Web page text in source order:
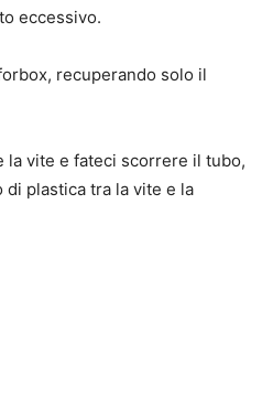
eccessivo.
recuperando solo il
la vite e fateci scorrere il tubo,
plastica tra la vite e la